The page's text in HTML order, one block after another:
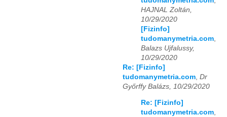
HAJNAL Zoltán,
10/29/2020
[Fizinfo]
tudomanymetria.com
Balazs Ujfalussy,
10/29/2020
Re: [Fizinfo]
tudomanymetria.com Dr
Győrffy Balázs, 10/29/2020
Re: [Fizinfo]
tudomanymetria.com,